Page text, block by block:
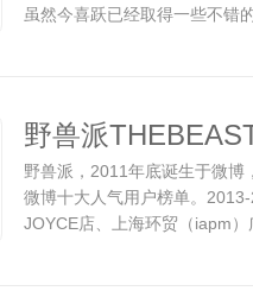
虽然今喜跃已经取得一些不错
野兽派
野兽派，2011年底诞生于微
微博十大人气用户榜单。
JOYCE店、上海环贸（iapm